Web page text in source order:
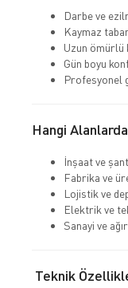
Darbe ve
Kaymaz
Uzun ömürlü
Gün boyu
Profesyonel
Hangi
İnşaat ve
Fabrika ve
Lojistik ve
Elektrik ve
Sanayi ve
Teknik